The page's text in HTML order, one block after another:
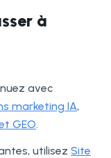
à
avec
marketing IA,
GEO.
utilisez Site